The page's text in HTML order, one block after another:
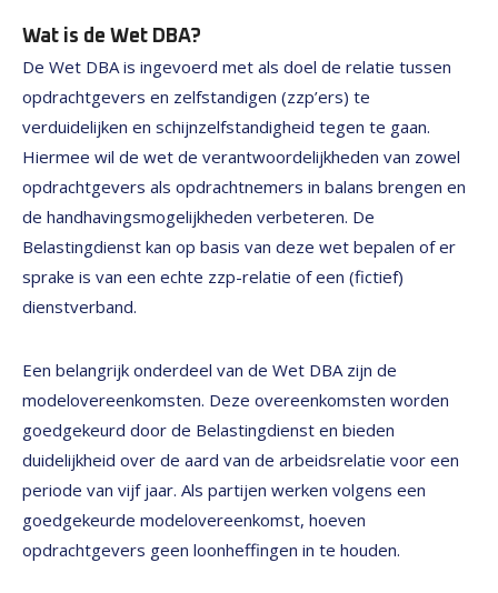
Wat is de Wet DBA?
De Wet DBA is ingevoerd met als doel de relatie tussen
opdrachtgevers en zelfstandigen (zzp’ers) te
verduidelijken en schijnzelfstandigheid tegen te gaan.
Hiermee wil de wet de verantwoordelijkheden van zowel
opdrachtgevers als opdrachtnemers in balans brengen en
de handhavingsmogelijkheden verbeteren. De
Belastingdienst kan op basis van deze wet bepalen of er
sprake is van een echte zzp-relatie of een (fictief)
dienstverband.
Een belangrijk onderdeel van de Wet DBA zijn de
modelovereenkomsten. Deze overeenkomsten worden
goedgekeurd door de Belastingdienst en bieden
duidelijkheid over de aard van de arbeidsrelatie voor een
periode van vijf jaar. Als partijen werken volgens een
goedgekeurde modelovereenkomst, hoeven
opdrachtgevers geen loonheffingen in te houden.